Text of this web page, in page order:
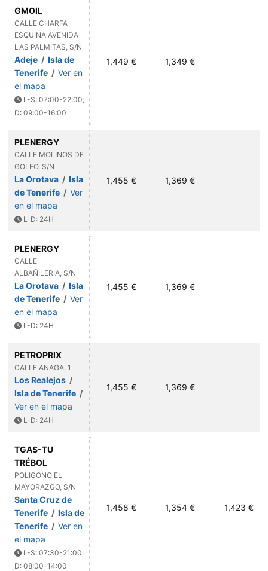
GMOIL
CALLE CHARFA
ESQUINA AVENIDA
LAS PALMITAS, S/N
Adeje / Isla de
Tenerife / Ver en
el mapa
L-S: 07:00-22:00;
D: 09:00-16:00
1,449 € 1,349 €
PLENERGY
CALLE MOLINOS DE
GOLFO, S/N
La Orotava / Isla
de Tenerife / Ver
en el mapa
L-D: 24H
1,455 € 1,369 €
PLENERGY
CALLE
ALBAÑILERIA, S/N
La Orotava / Isla
de Tenerife / Ver
en el mapa
L-D: 24H
1,455 € 1,369 €
PETROPRIX
CALLE ANAGA, 1
Los Realejos /
Isla de Tenerife /
Ver en el mapa
L-D: 24H
1,455 € 1,369 €
TGAS-TU
TRÉBOL
POLIGONO EL
MAYORAZGO, S/N
Santa Cruz de
Tenerife / Isla de
Tenerife / Ver en
el mapa
L-S: 07:30-21:00;
D: 08:00-14:00
1,458 € 1,354 € 1,423 €